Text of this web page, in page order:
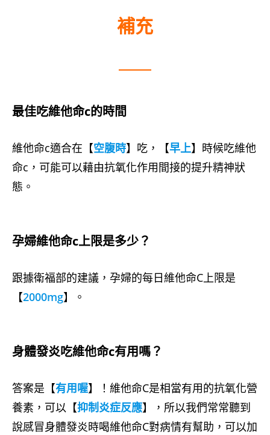
補充
最佳吃維他命c的時間
維他命c適合在【空腹時】吃，【早上】時候吃維他
命c，可能可以藉由抗氧化作用間接的提升精神狀
態。
孕婦維他命c上限是多少？
跟據衛福部的建議，孕婦的每日維他命C上限是
【2000mg】。
身體發炎吃維他命c有用嗎？
答案是【有用喔】！維他命C是相當有用的抗氧化營
養素，可以【抑制炎症反應】，所以我們常常聽到
說感冒身體發炎時喝維他命C對病情有幫助，可以加